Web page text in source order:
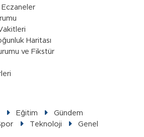
Haritası
ve Fikstür
Eğitim
Gündem
Teknoloji
Genel